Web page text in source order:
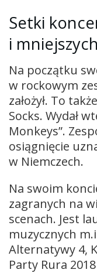
Setki
i
Na początku
w rockowym
założył. To
Socks. Wydał
Monkeys”.
osiągnięcie
w Niemczech.
Na swoim
zagranych na
scenach. Jest
muzycznych
Alternatywy 4,
Party Rura